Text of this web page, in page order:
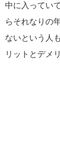
中に入ってい
らそれなりの
ないという人
リットとデメ